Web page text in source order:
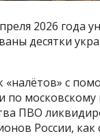
2026 года
десятки
«налётов» с
по
ПВО
России,